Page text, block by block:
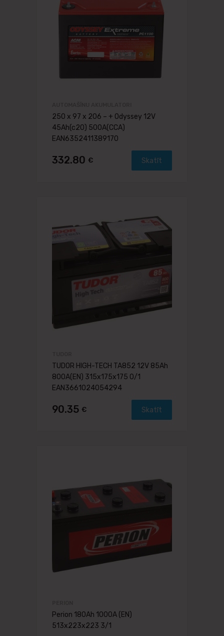
250 x 97 x 206 – + Odyssey 12V
45Ah(c20) 500A(CCA)
EAN6352411389170
332.80 € Skatīt
TUDOR HIGH-TECH TA852 12V 85Ah
800A(EN) 315x175x175 0/1
EAN3661024054294
90.35 € Skatīt
Perion 180Ah 1000A (EN)
513x223x223 3/1